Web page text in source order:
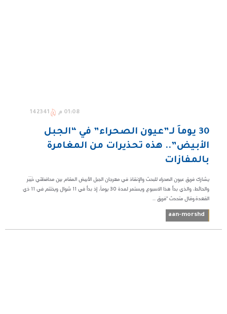
01:08 م 142341
30 يوماً لـ”عيون الصحراء” في “الجبل
الأبيض”.. هذه تحذيرات من المغامرة
بالمفازات
يشارك فريق عيون الصحراء للبحث والإنقاذ في مهرجان الجبل الأبيض المقام بين محافظتي خَيْبَر
والحائط، والذي بدأ هذا الاسبوع ويستمر لمدة 30 يوماً، إذ بدأ في 11 شوال ويختتم في 11 ذي
القعدة.وقال متحدث "فريق ...
aan-morshd